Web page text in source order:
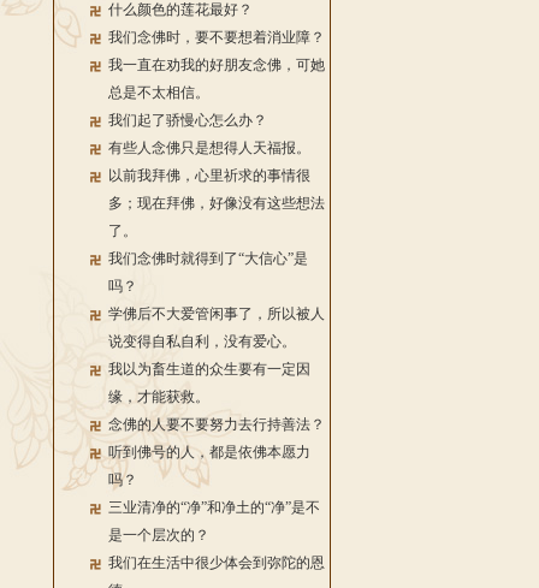
什么颜色的莲花最好？
我们念佛时，要不要想着消业障？
我一直在劝我的好朋友念佛，可她
总是不太相信。
我们起了骄慢心怎么办？
有些人念佛只是想得人天福报。
以前我拜佛，心里祈求的事情很
多；现在拜佛，好像没有这些想法
了。
我们念佛时就得到了“大信心”是
吗？
学佛后不大爱管闲事了，所以被人
说变得自私自利，没有爱心。
我以为畜生道的众生要有一定因
缘，才能获救。
念佛的人要不要努力去行持善法？
听到佛号的人，都是依佛本愿力
吗？
三业清净的“净”和净土的“净”是不
是一个层次的？
我们在生活中很少体会到弥陀的恩